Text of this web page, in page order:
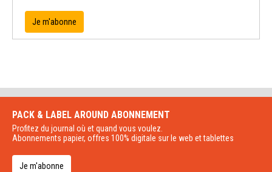
Je m'abonne
PACK & LABEL AROUND ABONNEMENT
Profitez du journal où et quand vous voulez.
Abonnements papier, offres 100% digitale sur le web et tablettes
Je m'abonne